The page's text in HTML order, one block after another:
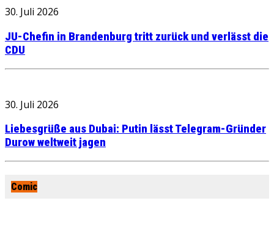
30. Juli 2026
JU-Chefin in Brandenburg tritt zurück und verlässt die
CDU
30. Juli 2026
Liebesgrüße aus Dubai: Putin lässt Telegram-Gründer
Durow weltweit jagen
Comic